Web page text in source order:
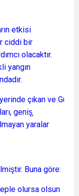
etkisi
ciddi bir
olacaktır.
yangın
çıkan ve Güney
geniş̧
yaralar
Buna göre:
olursa olsun